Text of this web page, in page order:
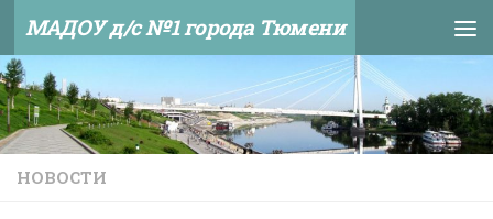
Skip to content
МАДОУ д/с №1 города Тюмени
НОВОСТИ